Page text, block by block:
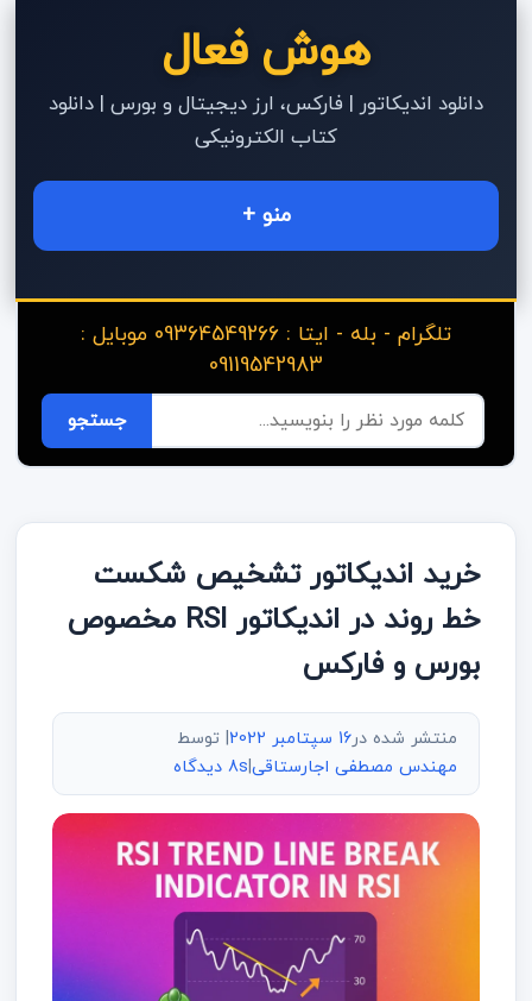
هوش فعال
دانلود اندیکاتور | فارکس، ارز دیجیتال و بورس | دانلود
کتاب الکترونیکی
منو +
تلگرام - بله - ایتا : 09364549266 موبایل :
09119542983
خرید اندیکاتور تشخیص شکست
خط روند در اندیکاتور RSI مخصوص
بورس و فارکس
منتشر شده در16 سپتامبر 2022
| توسط
مهندس مصطفی اجارستاقی|8s دیدگاه